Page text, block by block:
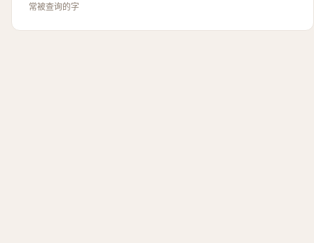
常被查询的字